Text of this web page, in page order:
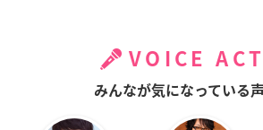
VOICE
みんなが気になっている